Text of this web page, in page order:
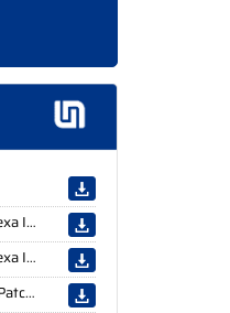
Datasheet Converter công nghiệp Cablexa IES7511-8GE4GF-CA
Datasheet Converter công nghiệp Cablexa IES7210-4GE1GF-CA
Catalogue Datasheet Dây nhảy quang Patch cord LC